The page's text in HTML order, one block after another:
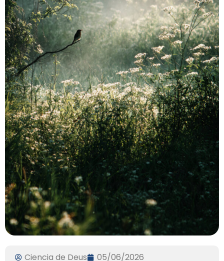
Ciencia de Deus 05/06/2026